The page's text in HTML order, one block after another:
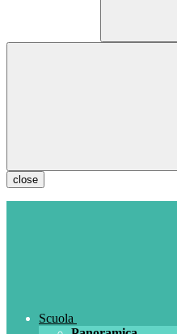
close
Scuola